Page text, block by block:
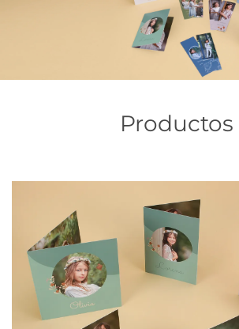
Productos